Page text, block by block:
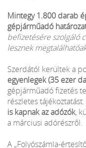
Mintegy 1.800 darab
gépjárműadó
befizetésére szolgáló
lesznek
Szerdától kerültek a
egyenlegek (35 ezer
gépjárműadó fizetés
részletes
is kapnak az adózók,
a márciusi adórészről.
A „Folyószámla-